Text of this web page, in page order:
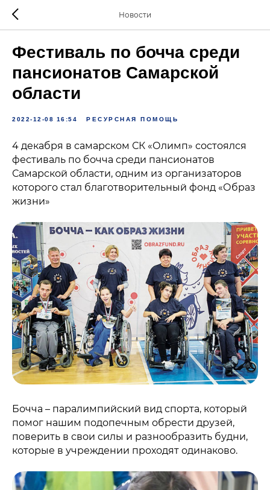
Новости
Фестиваль по бочча среди
пансионатов Самарской
области
2022-12-08 16:54 РЕСУРСНАЯ ПОМОЩЬ
4 декабря в самарском СК «Олимп» состоялся
фестиваль по бочча среди пансионатов
Самарской области, одним из организаторов
которого стал благотворительный фонд «Образ
жизни»
Бочча – паралимпийский вид спорта, который
помог нашим подопечным обрести друзей,
поверить в свои силы и разнообразить будни,
которые в учреждении проходят одинаково.